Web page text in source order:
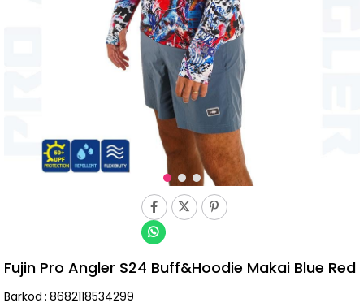
Fujin Pro Angler S24 Buff&Hoodie Makai Blue Red
Barkod : 8682118534299